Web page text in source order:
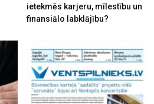
ietekmēs karjeru, mīlestību un
finansiālo labklājību?